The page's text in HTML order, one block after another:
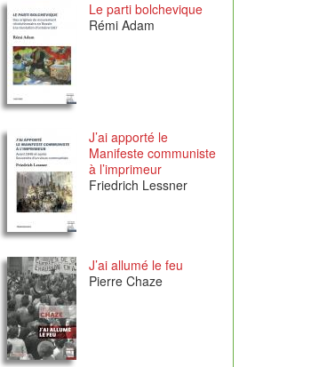
Le parti bolchevique
Rémi Adam
J’ai apporté le
Manifeste communiste
à l’imprimeur
Friedrich Lessner
J’ai allumé le feu
Pierre Chaze